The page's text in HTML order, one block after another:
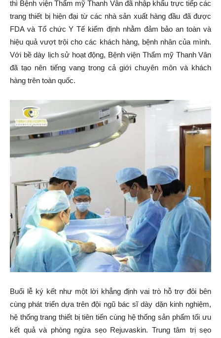
thì Bệnh viện Thẩm mỹ Thanh Vân đã nhập khẩu trực tiếp các
trang thiết bị hiện đại từ các nhà sản xuất hàng đầu đã được
FDA và Tổ chức Y Tế kiểm định nhằm đảm bảo an toàn và
hiệu quả vượt trội cho các khách hàng, bệnh nhân của mình.
Với bề dày lịch sử hoạt động, Bệnh viện Thẩm mỹ Thanh Vân
đã tạo nên tiếng vang trong cả giới chuyên môn và khách
hàng trên toàn quốc.
Buổi lễ ký kết như một lời khẳng định vai trò hỗ trợ đôi bên
cùng phát triển dựa trên đội ngũ bác sĩ dày dặn kinh nghiệm,
hệ thống trang thiết bị tiên tiến cùng hệ thống sản phẩm tối ưu
kết quả và phòng ngừa sẹo Rejuvaskin. Trung tâm trị sẹo